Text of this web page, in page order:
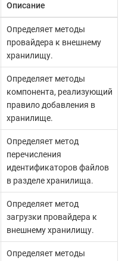
Описание
Определяет методы
провайдера к внешнему
хранилищу.
Определяет методы
компонента, реализующий
правило добавления в
хранилище.
Определяет метод
перечисления
идентификаторов файлов
в разделе хранилища.
Определяет метод
загрузки провайдера к
внешнему хранилищу.
Определяет методы